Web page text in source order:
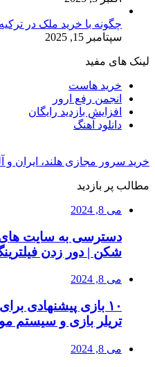
چگونه با خرید ملک در
سپتامبر 15, 2025
لینک های مفید
خرید هاست
انجمن رفع ارور
افزایش بازدید رایگان
دانلود آهنگ
خرید سرور مجازی هلند، ایران و
مطالب پر بازدید
می 8, 2024
دسترسی به سایت های
شکن | دور زدن
می 8, 2024
تریلر بازی و سیستم
می 8, 2024